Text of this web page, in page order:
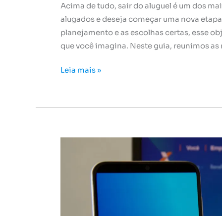
Acima de tudo, sair do aluguel é um dos
alugados e deseja começar uma nova
planejamento e as escolhas certas, esse
que você imagina. Neste guia, reunimos
Leia mais »
entenda